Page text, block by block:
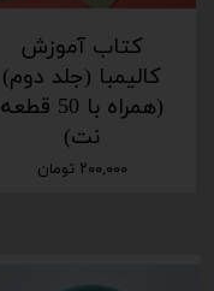
کتاب آموزش
کالیمبا (جلد دوم)
(همراه با 50 قطعه
نت)
۲۰۰,۰۰۰ تومان